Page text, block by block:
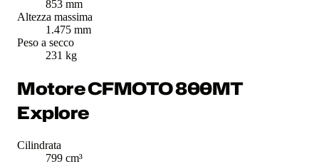
853 mm
Altezza massima
1.475 mm
Peso a secco
231 kg
Motore CFMOTO 800MT
Explore
Cilindrata
799 cm³